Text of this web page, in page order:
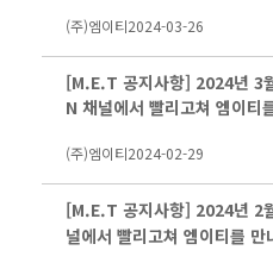
(주)엠이티2024-03-26
[M.E.T 공지사항] 2024년 3
N 채널에서 빨리고쳐 엠이티
(주)엠이티2024-02-29
[M.E.T 공지사항] 2024년 2
널에서 빨리고쳐 엠이티를 만